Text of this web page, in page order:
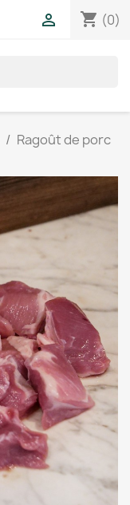
shopping_cart (0)

Ragoût de porc